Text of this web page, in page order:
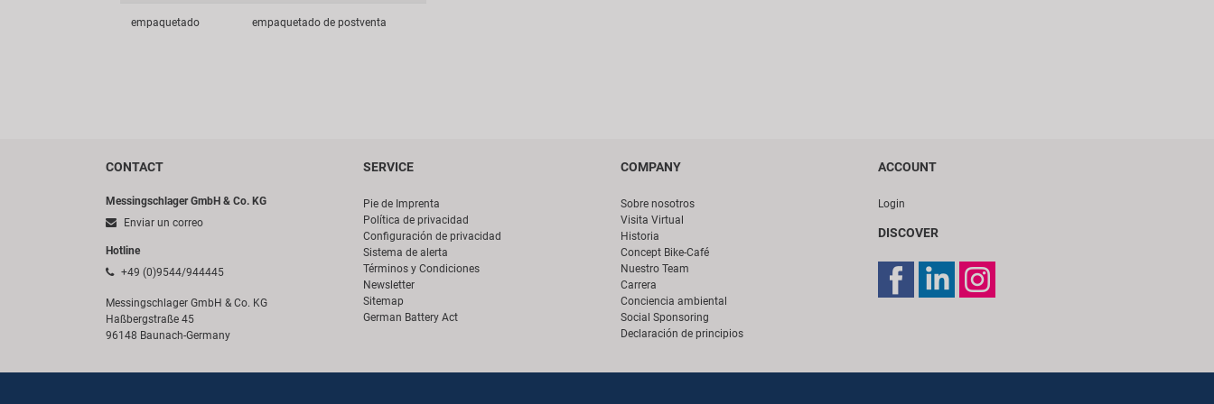
empaquetado empaquetado de postventa
CONTACT
Messingschlager GmbH & Co. KG
Enviar un correo
Hotline
+49 (0)9544/944445
Messingschlager GmbH & Co. KG
Haßbergstraße 45
96148 Baunach-Germany
SERVICE
Pie de Imprenta
Política de privacidad
Configuración de privacidad
Sistema de alerta
Términos y Condiciones
Newsletter
Sitemap
German Battery Act
COMPANY
Sobre nosotros
Visita Virtual
Historia
Concept Bike-Café
Nuestro Team
Carrera
Conciencia ambiental
Social Sponsoring
Declaración de principios
ACCOUNT
Login
DISCOVER